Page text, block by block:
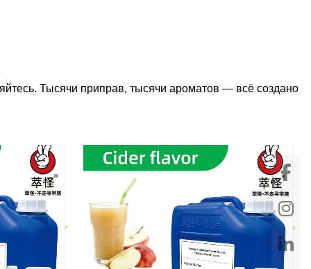
Тысячи приправ, тысячи ароматов — всё создано